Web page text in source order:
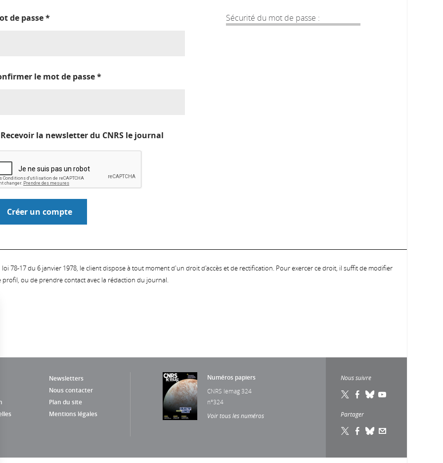
Sécurité du mot de passe :
de passe*
le mot de passe*
Recevoir la newsletter du CNRS le journal
78-17 du 6 janvier 1978, le client dispose à tout moment d'un droit d'accès et de rectification. Pour exercer ce droit, il suffit de modifier
ou de prendre contact avec la rédaction du journal.
Newsletters
Nous contacter
Plan du site
Mentions légales
Numéros papiers
CNRS lemag 324
n°324
Voir tous les numéros
Nous suivre
Partager